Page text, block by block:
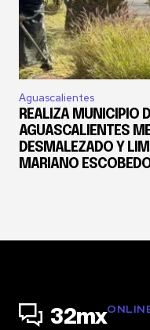
Aguascalientes
REALIZA MUNICIPIO
AGUASCALIENTES
DESMALEZADO Y
MARIANO
32mx